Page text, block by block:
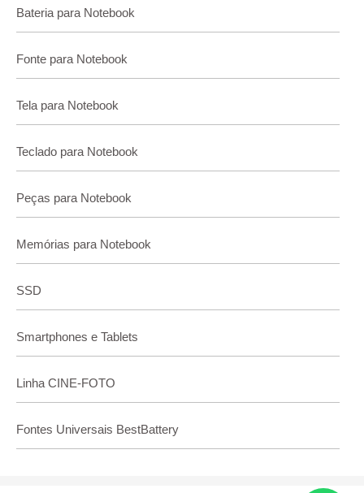
Bateria para Notebook
Fonte para Notebook
Tela para Notebook
Teclado para Notebook
Peças para Notebook
Memórias para Notebook
SSD
Smartphones e Tablets
Linha CINE-FOTO
Fontes Universais BestBattery